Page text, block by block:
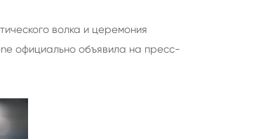
волка и церемония
официально объявила на пресс-